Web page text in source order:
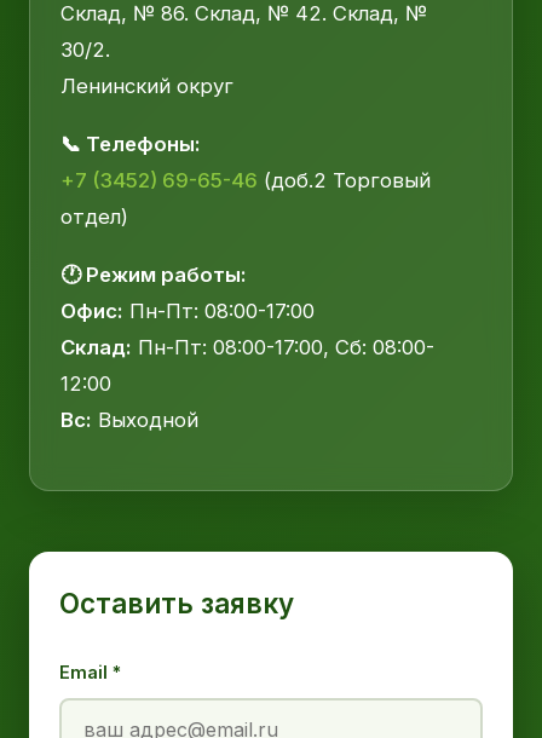
Склад, № 86. Склад, № 42. Склад, №
30/2.
Ленинский округ
📞 Телефоны:
+7 (3452) 69-65-46 (доб.2 Торговый
отдел)
🕐 Режим работы:
Офис: Пн-Пт: 08:00-17:00
Склад: Пн-Пт: 08:00-17:00, Сб: 08:00-
12:00
Вс: Выходной
Оставить заявку
Email *